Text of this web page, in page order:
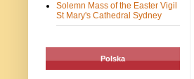
Solemn Mass of the Easter Vigil
St Mary's Cathedral Sydney
Polska